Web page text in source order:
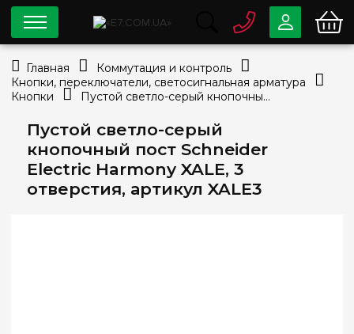
Пустой светло-серый
кнопочный пост Schneider
Electric Harmony XALE, 3
отверстия, артикул XALE3
0 80033-63-07
info@e7.com.ua
Viber Telegram
Главная
Коммутация и контроль
Кнопки, переключатели, светосигнальная арматура
Кнопки
Пустой светло-серый кнопочный пост Schneider Electric Harmony XALE, 3 отверстия, артикул XALE3